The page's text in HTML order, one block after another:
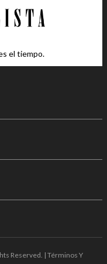
el tiempo.
Reserved. | Términos Y